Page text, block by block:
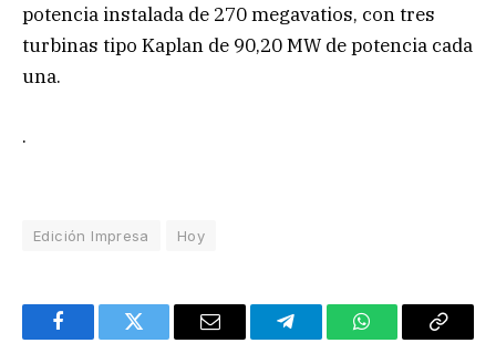
potencia instalada de 270 megavatios, con tres
turbinas tipo Kaplan de 90,20 MW de potencia cada
una.
.
Edición Impresa Hoy
FacebookTwitter Email TelegramWhatsAppCopy